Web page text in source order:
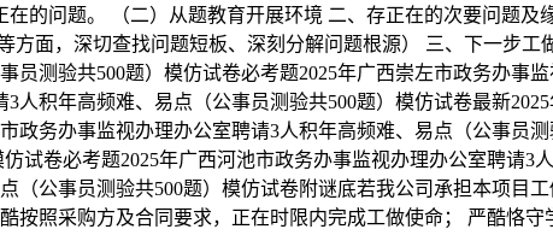
在的问题。 （二）从题教育开展环境 二、存正在的次要问题
方面，深切查找问题短板、深刻分解问题根源） 三、下一步
员测验共500题）模仿试卷必考题2025年广西崇左市政务办事
人积年高频难、易点（公事员测验共500题）模仿试卷最新
政务办事监视办理办公室聘请3人积年高频难、易点（公事员
试卷必考题2025年广西河池市政务办事监视办理办公室聘请
（公事员测验共500题）模仿试卷附谜底若我公司承担本项
按照采购方及合同要求，正在时限内完成工做使命； 严酷恪